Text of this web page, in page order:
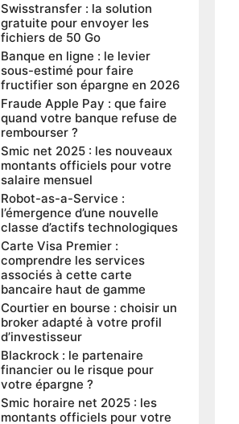
Swisstransfer : la solution
gratuite pour envoyer les
fichiers de 50 Go
Banque en ligne : le levier
sous-estimé pour faire
fructifier son épargne en 2026
Fraude Apple Pay : que faire
quand votre banque refuse de
rembourser ?
Smic net 2025 : les nouveaux
montants officiels pour votre
salaire mensuel
Robot-as-a-Service :
l’émergence d’une nouvelle
classe d’actifs technologiques
Carte Visa Premier :
comprendre les services
associés à cette carte
bancaire haut de gamme
Courtier en bourse : choisir un
broker adapté à votre profil
d’investisseur
Blackrock : le partenaire
financier ou le risque pour
votre épargne ?
Smic horaire net 2025 : les
montants officiels pour votre